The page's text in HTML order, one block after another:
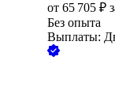
от 65 705 ₽
Без опыта
Выплаты: